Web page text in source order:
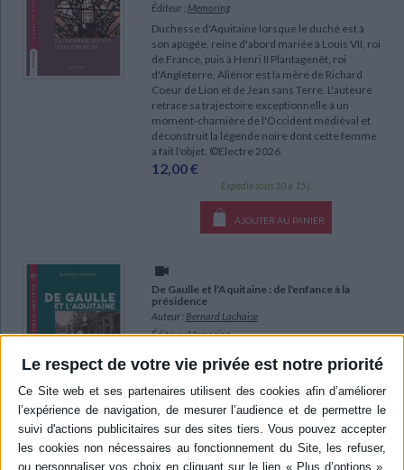
Le respect de votre vie privée est notre priorité
Éditeur : Memoring
Duchesse d'Aquitaine lorsque le duché est à
son apogée, reine d'abord mariée à Louis VII, roi
de France, puis à Henri II Plantagenêt, roi
d'Angleterre, Aliénor est la mère de Richard
Coeur de Lion et de Jean sans Terre. L'auteure
retrace sa trajectoire exceptionnelle à un
moment-charnière de l'Occident médiéval et
déconstruit la légende noire dont cette femme
a fait l'objet. ©Electre 2026
12,00 €
Expédié sous 10 à 15 j.
AJOUTER AU PANIER
De Gaulle et l'Aquitaine : de l'enfance à la
présidence
Auteur : Bernard Lachaise
Éditeur :Memoring
Né à Lille et scolarisé à Paris, Charles de Gaulle
entretient pourtant des liens avec l'Aquitaine
dès l'enfance, grâce aux séjours passés dans la
L'auteur présente les différents événements
qui l'ont conduit dans cette région, à Bordeaux
lors la défaite française en 1940, en tant que
chef du RPF ou encore comme premier